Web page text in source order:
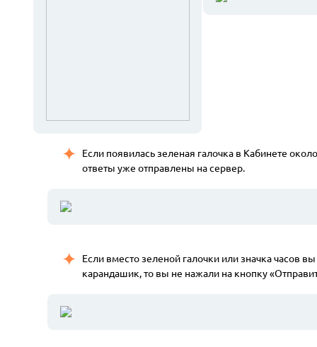
Если появилась зеленая галочка в Кабинете
ответы уже отправлены на сервер.
Если вместо зеленой галочки или значка часов
карандашик, то вы не нажали на кнопку